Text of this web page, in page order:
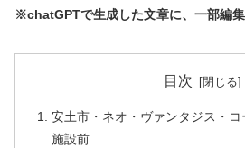
※chatGPTで生成した文章に、一部編集
目次
安土市・ネオ・ヴァンタジス・
施設前